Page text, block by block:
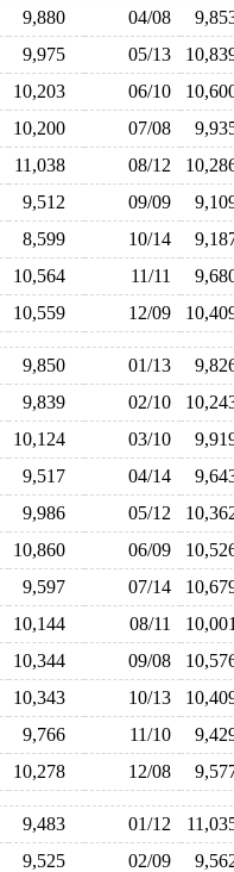
9,880 04/08
9,975 05/13
10,203 06/10
10,200 07/08
11,038 08/12
9,512 09/09
8,599 10/14
10,564 11/11
10,559 12/09
9,850 01/13
9,839 02/10
10,124 03/10
9,517 04/14
9,986 05/12
10,860 06/09
9,597 07/14
10,144 08/11
10,344 09/08
10,343 10/13
9,766 11/10
10,278 12/08
9,483 01/12
9,525 02/09